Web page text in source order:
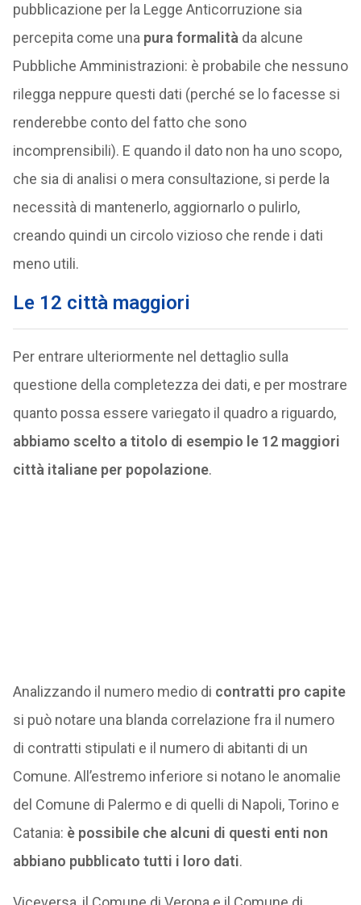
pubblicazione per la Legge Anticorruzione sia
percepita come una pura formalità da alcune
Pubbliche Amministrazioni: è probabile che nessuno
rilegga neppure questi dati (perché se lo facesse si
renderebbe conto del fatto che sono
incomprensibili). E quando il dato non ha uno scopo,
che sia di analisi o mera consultazione, si perde la
necessità di mantenerlo, aggiornarlo o pulirlo,
creando quindi un circolo vizioso che rende i dati
meno utili.
Le 12 città maggiori
Per entrare ulteriormente nel dettaglio sulla
questione della completezza dei dati, e per mostrare
quanto possa essere variegato il quadro a riguardo,
abbiamo scelto a titolo di esempio le 12 maggiori
città italiane per popolazione.
Analizzando il numero medio di contratti pro capite
si può notare una blanda correlazione fra il numero
di contratti stipulati e il numero di abitanti di un
Comune. All’estremo inferiore si notano le anomalie
del Comune di Palermo e di quelli di Napoli, Torino e
Catania: è possibile che alcuni di questi enti non
abbiano pubblicato tutti i loro dati.